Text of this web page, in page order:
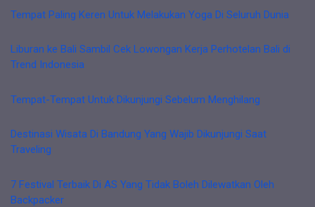
Tempat Paling Keren Untuk Melakukan Yoga Di Seluruh Dunia
Liburan ke Bali Sambil Cek Lowongan Kerja Perhotelan Bali di
Trend Indonesia
Tempat-Tempat Untuk Dikunjungi Sebelum Menghilang
Destinasi Wisata Di Bandung Yang Wajib Dikunjungi Saat
Traveling
7 Festival Terbaik Di AS Yang Tidak Boleh Dilewatkan Oleh
Backpacker